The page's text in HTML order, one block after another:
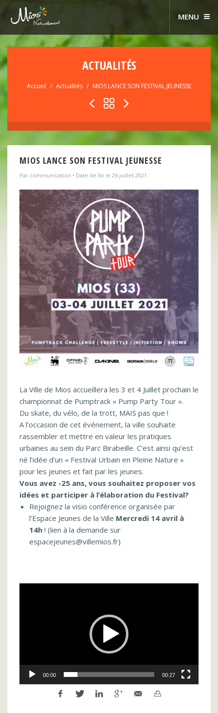
MENU
ACTUALITÉS
Accueil Actualités MIOS LANCE SON FESTIVAL JEUNESSE
MIOS LANCE SON FESTIVAL JEUNESSE
Par communication • Date de fin le 26 juillet 2021
La Ville de Mios accueillera les 3 et 4 Juillet prochain le
championnat de Pumptrack « Pump Party Tour ».
Du skate, du vélo, de la trott, MAIS pas que !
A l’occasion de cet événement, la ville souhaite
rassembler et mettre en valeur les pratiques
urbaines au sein du Parc Birabeille. C’est ainsi qu’est
né l’idée d’un « Festival Urbain en Pleine Nature »
pour les jeunes et fait par les jeunes.
Vous avez -25 ans, vous souhaitez proposer vos
idées et participer à l’élaboration du Festival?
Rejoignez la visio conférence organisée par
l’Espace Jeunes de la Ville Mercredi 14 avril à
14h ! (lien à la demande sur
espacejeunes@villemios.fr)
00:00 00:27